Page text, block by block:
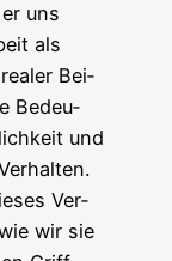
uns
als
Bei­
Bedeu­
und
Ver­
wir sie